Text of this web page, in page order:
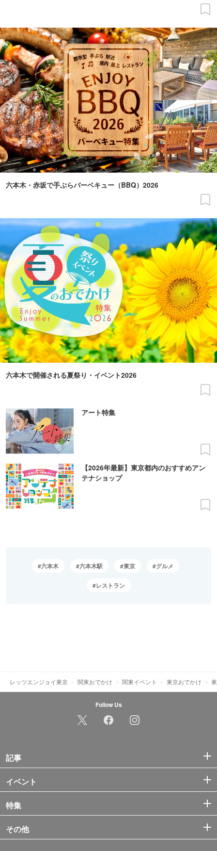
六本木・赤坂で手ぶらバーベキュー（BBQ）2026
六本木で開催される夏祭り・イベント2026
アート特集
【2026年最新】東京都内のおすすめアン
テナショップ
六本木 六本木駅 東京 グルメ
レストラン
レッツエンジョイ東京 関東おでかけ 関東イベント 東京おでかけ
Follow Us
記事
イベント
特集
その他